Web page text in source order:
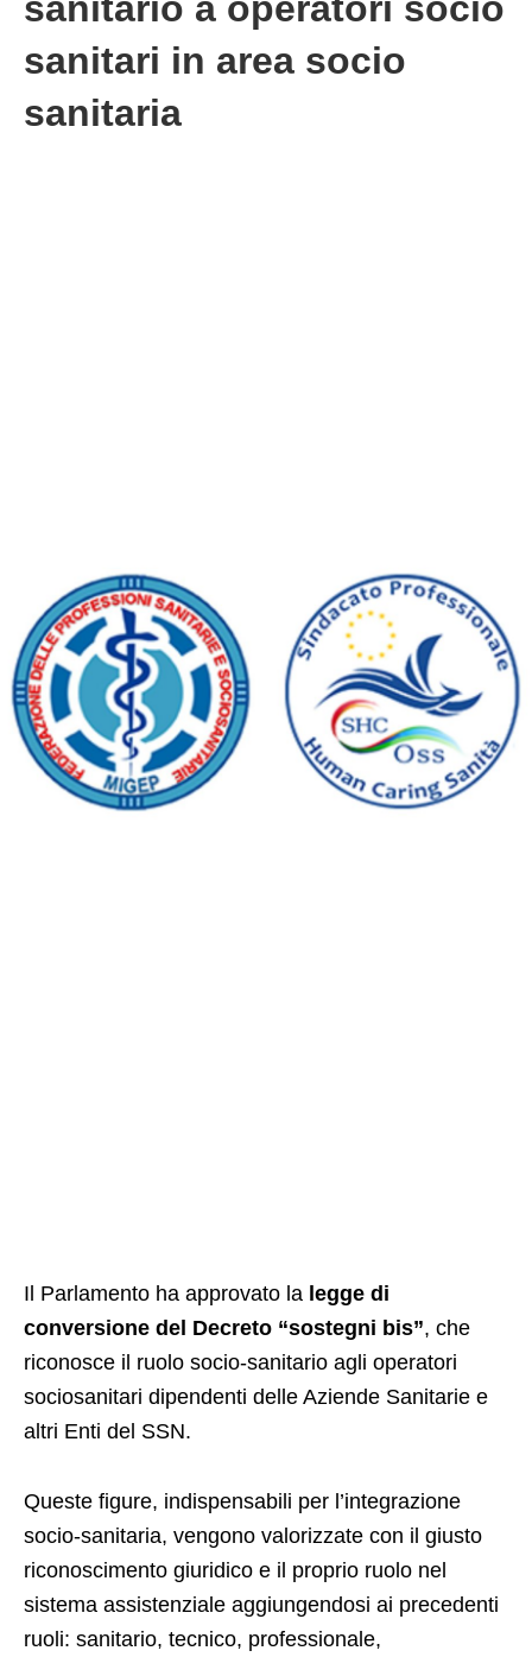
sanitari in area socio
sanitaria
Il Parlamento ha approvato la legge di
conversione del Decreto “sostegni bis”, che
riconosce il ruolo socio-sanitario agli operatori
sociosanitari dipendenti delle Aziende Sanitarie e
altri Enti del SSN.
Queste figure, indispensabili per l’integrazione
socio-sanitaria, vengono valorizzate con il giusto
riconoscimento giuridico e il proprio ruolo nel
sistema assistenziale aggiungendosi ai precedenti
ruoli: sanitario, tecnico, professionale,